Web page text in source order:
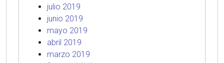
julio 2019
junio 2019
mayo 2019
abril 2019
marzo 2019